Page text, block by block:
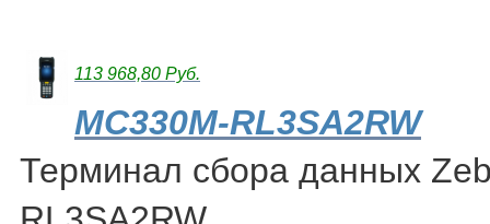
113 968,80 Руб.
MC330M-RL3SA2RW
Терминал сбора данных